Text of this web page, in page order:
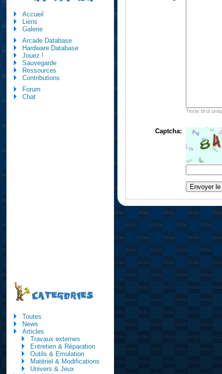
Texte brut
Captcha:
Accueil
Liens
Galerie
Arcade Database
Hardware Database
Jouez !
Sauvegarde
Ressources
Contributions
Forum
Chat
CATEGORIES
Toutes
News
Articles
Travaux externes
Entretien & Réparation
Outils & Emulation
Matériel & Modifications
Univers & Jeux